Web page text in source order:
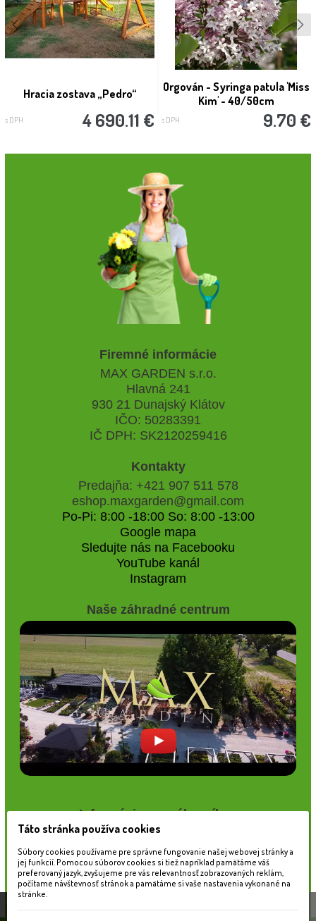
Hracia zostava „Pedro“
s DPH 4 690.11 €
Orgován - Syringa patula 'Miss
Kim' - 40/50cm
s DPH 9.70 €
Firemné informácie
MAX GARDEN s.r.o.
Hlavná 241
930 21 Dunajský Klátov
IČO: 50283391
IČ DPH: SK2120259416
Kontakty
Predajňa: +421 907 511 578
eshop.maxgarden@gmail.com
Po-Pi: 8:00 -18:00 So: 8:00 -13:00
Google mapa
Sledujte nás na Facebooku
YouTube kanál
Instagram
Naše záhradné centrum
Informácie pre zákazníkov
Blog
Obchodné podmienky
Ochrana osobných údajov
Platobné možnosti
Táto stránka používa súbory cookies, ktoré nám
Táto stránka používa cookies
Súbory cookies používame pre správne fungovanie našej webovej stránky a
jej funkcií. Pomocou súborov cookies si tiež napríklad pamätáme váš
preferovaný jazyk, zvyšujeme pre vás relevantnosť zobrazovaných reklám,
počítame návštevnosť stránok a pamätáme si vaše nastavenia vykonané na
stránke.